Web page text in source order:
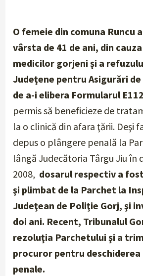
O femeie din comuna Runcu
vârsta de 41 de ani, din
medicilor gorjeni şi a
Judeţene pentru Asigurări
de a-i elibera Formularul E112
permis să beneficieze de
la o clinică din afara ţării. Deşi
depus o plângere penală la
lângă Judecătoria Târgu Jiu în
2008, dosarul respectiv a
şi plimbat de la Parchet la
Judeţean de Poliţie Gorj, şi
doi ani. Recent, Tribunalul
rezoluţia Parchetului şi a
procuror pentru
penale.